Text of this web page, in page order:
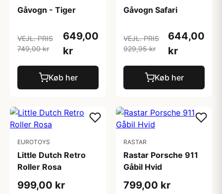
Gåvogn - Tiger
VEJL. PRIS
749,00 kr
649,00
kr
Køb her
Gåvogn Safari
VEJL. PRIS
929,95 kr
644,00
kr
Køb her
EUROTOYS
Little Dutch Retro
Roller Rosa
999,00 kr
RASTAR
Rastar Porsche 911
Gåbil Hvid
799,00 kr